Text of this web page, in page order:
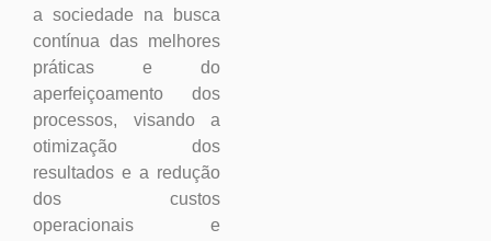
a sociedade na busca
contínua das melhores
práticas e do
aperfeiçoamento dos
processos, visando a
otimização dos
resultados e a redução
dos custos
operacionais e